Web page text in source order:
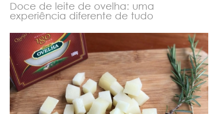
Doce de leite de ovelha: uma
experiência diferente de tudo